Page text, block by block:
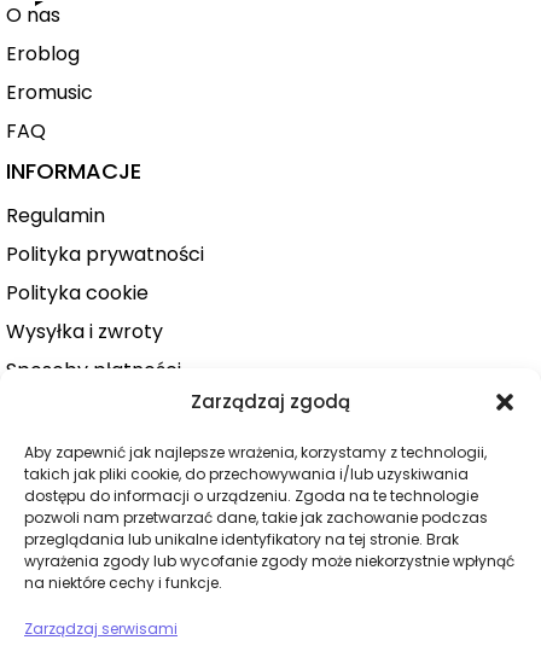
Zarządzaj zgodą
Aby zapewnić jak najlepsze wrażenia, korzystamy z technologii,
takich jak pliki cookie, do przechowywania i/lub uzyskiwania
dostępu do informacji o urządzeniu. Zgoda na te technologie
pozwoli nam przetwarzać dane, takie jak zachowanie podczas
przeglądania lub unikalne identyfikatory na tej stronie. Brak
wyrażenia zgody lub wycofanie zgody może niekorzystnie wpłynąć
na niektóre cechy i funkcje.
Zarządzaj serwisami
O nas
Eroblog
Eromusic
FAQ
INFORMACJE
Regulamin
Polityka prywatności
Polityka cookie
Wysyłka i zwroty
Sposoby płatności
Zamówienie
KATEGORIE
Dla niej
Dla niego